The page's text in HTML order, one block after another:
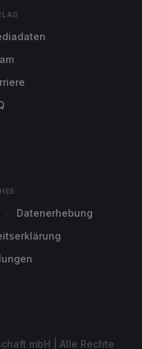
Datenerhebung
mbH | Alle Rechte